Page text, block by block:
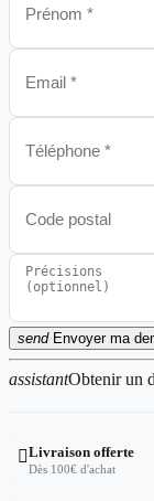
sendEnvoyer ma
assistantObtenir un
Livraison offerte
Dès 100€ d'achat